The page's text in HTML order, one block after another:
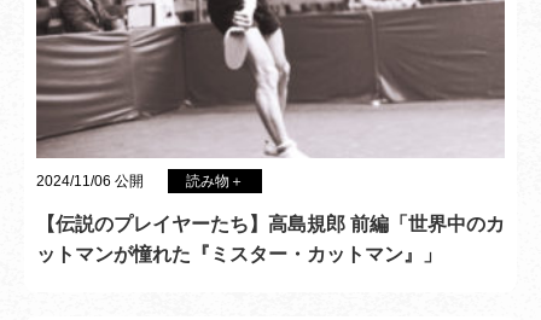
2024/11/06 公開 読み物＋
【伝説のプレイヤーたち】高島規郎 前編「世界中のカ
ットマンが憧れた『ミスター・カットマン』」